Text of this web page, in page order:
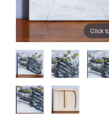
Click